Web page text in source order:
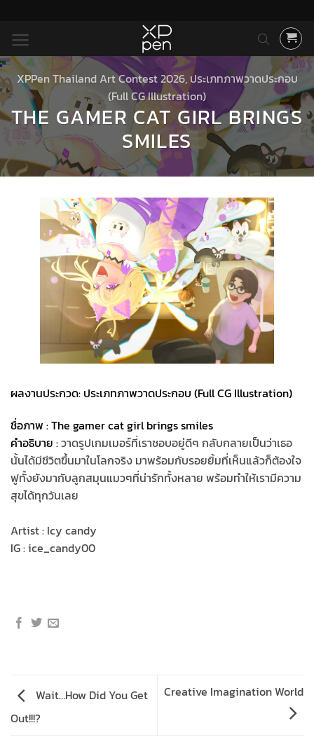
ยัง
เนื้อหา
XPPen Thailand Art Contest 2026, ประเภทภาพวาดประกอบ
(Full CG Illustration)
THE GAMER CAT GIRL BRINGS
SMILES
ผลงานประกวด: ประเภทภาพวาดประกอบ (Full CG Illustration)
ชื่อภาพ : The gamer cat girl brings smiles
คำอธิบาย :วาดรูปเกมเมอร์ที่เราชอบอยู่ดีๆ กลับกลายเป็นว่าเธอ
นั้นได้มีชีวิตขึ้นมาในโลกจริง มาพร้อมกับรอยยิ้มที่เห็นแล้วก็ต้องใจ
ฟูทั้งยังมากับลูกสมุนแมวๆที่น่ารักทั้งหลาย พร้อมทำให้เรามีความ
สุขได้ทุกวันเลย
Artist : Icy candy
IG : ice_candy00
Wait…How Did You Get
Out!!!?
Creative Imagination World